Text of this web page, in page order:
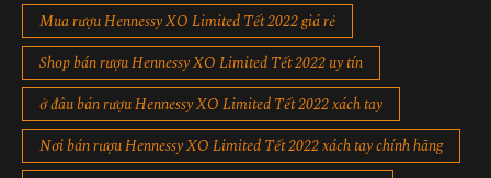
Mua rượu Hennessy XO Limited Tết 2022 giá rẻ
Shop bán rượu Hennessy XO Limited Tết 2022 uy tín
ở đâu bán rượu Hennessy XO Limited Tết 2022 xách tay
Nơi bán rượu Hennessy XO Limited Tết 2022 xách tay chính hãng